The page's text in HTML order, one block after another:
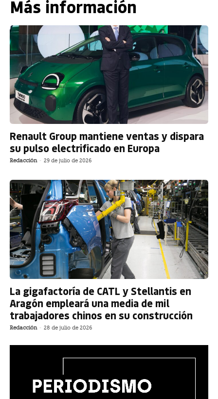
Más información
Renault Group mantiene ventas y dispara
su pulso electrificado en Europa
Redacción - 29 de julio de 2026
La gigafactoría de CATL y Stellantis en
Aragón empleará una media de mil
trabajadores chinos en su construcción
Redacción - 28 de julio de 2026